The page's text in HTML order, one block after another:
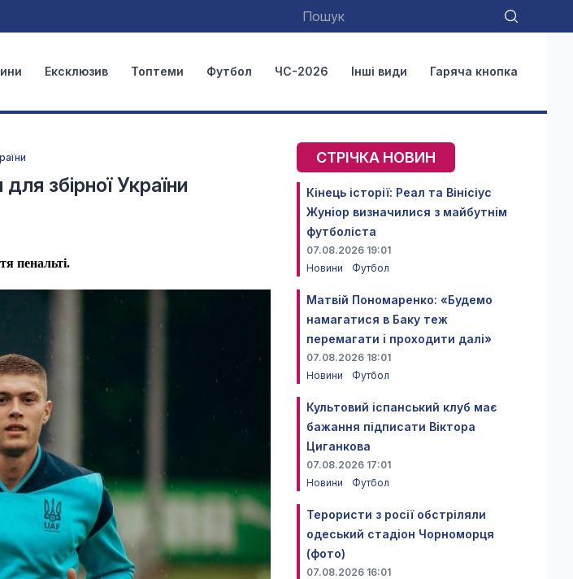
Ексклюзив Топтеми Футбол ЧС-2026 Інші види Гаряча кнопка
збірної України
пенальті.
СТРІЧКА НОВИН
Кінець історії: Реал та Вінісіус
Жуніор визначилися з майбутнім
футболіста
07.08.2026 19:01
Новини
Футбол
Матвій Пономаренко: «Будемо
намагатися в Баку теж
перемагати і проходити далі»
07.08.2026 18:01
Новини
Футбол
Культовий іспанський клуб має
бажання підписати Віктора
Циганкова
07.08.2026 17:01
Новини
Футбол
Терористи з росії обстріляли
одеський стадіон Чорноморця
(фото)
07.08.2026 16:01